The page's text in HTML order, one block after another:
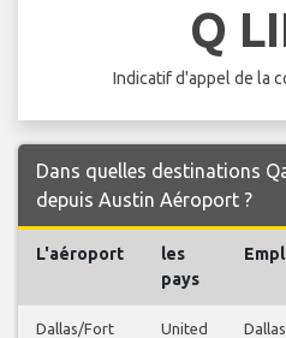
Q
Indicatif d'appel de la
Dans quelles destinations
depuis Austin Aéroport ?
L'aéroport
les
pays
Dallas/Fort
United
Dallas